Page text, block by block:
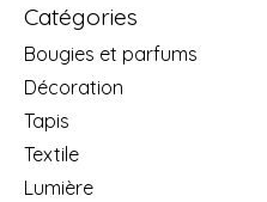
Catégories
Bougies et parfums
Décoration
Tapis
Textile
Lumière